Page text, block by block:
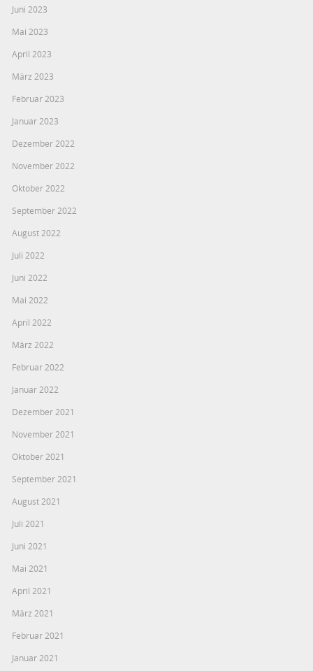
Juni 2023
Mai 2023
April 2023
März 2023
Februar 2023
Januar 2023
Dezember 2022
November 2022
Oktober 2022
September 2022
August 2022
Juli 2022
Juni 2022
Mai 2022
April 2022
März 2022
Februar 2022
Januar 2022
Dezember 2021
November 2021
Oktober 2021
September 2021
August 2021
Juli 2021
Juni 2021
Mai 2021
April 2021
März 2021
Februar 2021
Januar 2021